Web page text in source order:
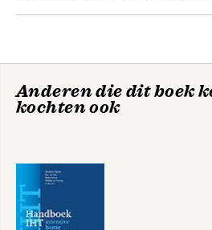
en andere sociaalwetenschappelijke
Anderen die dit boek
kochten ook